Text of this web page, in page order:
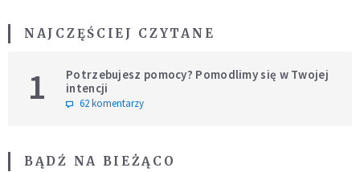
NAJCZĘŚCIEJ CZYTANE
1
Potrzebujesz pomocy? Pomodlimy się w Twojej
intencji
62 komentarzy
BĄDŹ NA BIEŻĄCO